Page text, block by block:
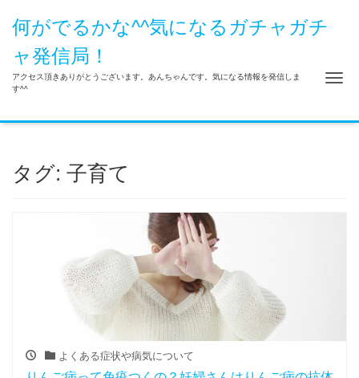
何がでるかな^^気になるガチャガチ
ャ発信局！
アクセス頂きありがとうございます。あんちゃんです。気になる情報を発信しま
す^^
タグ: 子育て
よくある症状や病気について